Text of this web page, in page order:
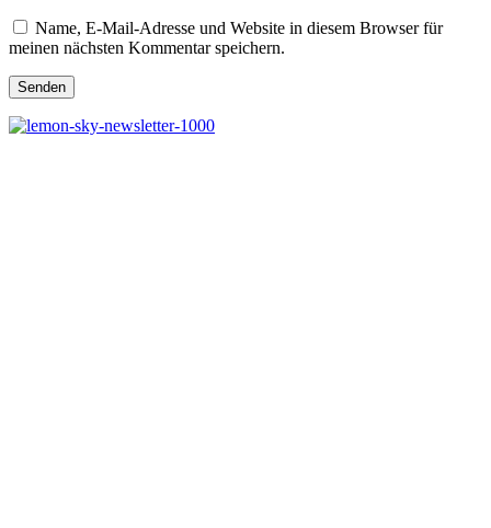
Name, E-Mail-Adresse und Website in diesem Browser für
meinen nächsten Kommentar speichern.